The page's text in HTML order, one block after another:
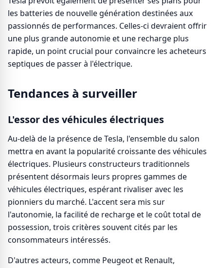
les batteries de nouvelle génération destinées aux
passionnés de performances. Celles-ci devraient offrir
une plus grande autonomie et une recharge plus
rapide, un point crucial pour convaincre les acheteurs
septiques de passer à l'électrique.
Tendances à surveiller
L'essor des véhicules électriques
Au-delà de la présence de Tesla, l'ensemble du salon
mettra en avant la popularité croissante des véhicules
électriques. Plusieurs constructeurs traditionnels
présentent désormais leurs propres gammes de
véhicules électriques, espérant rivaliser avec les
pionniers du marché. L'accent sera mis sur
l'autonomie, la facilité de recharge et le coût total de
possession, trois critères souvent cités par les
consommateurs intéressés.
D'autres acteurs, comme Peugeot et Renault,